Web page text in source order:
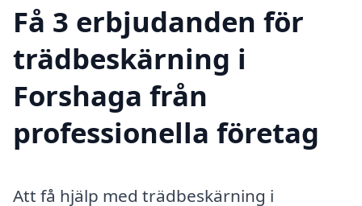
Få 3 erbjudanden för
trädbeskärning i
Forshaga från
professionella företag
Att få hjälp med trädbeskärning i